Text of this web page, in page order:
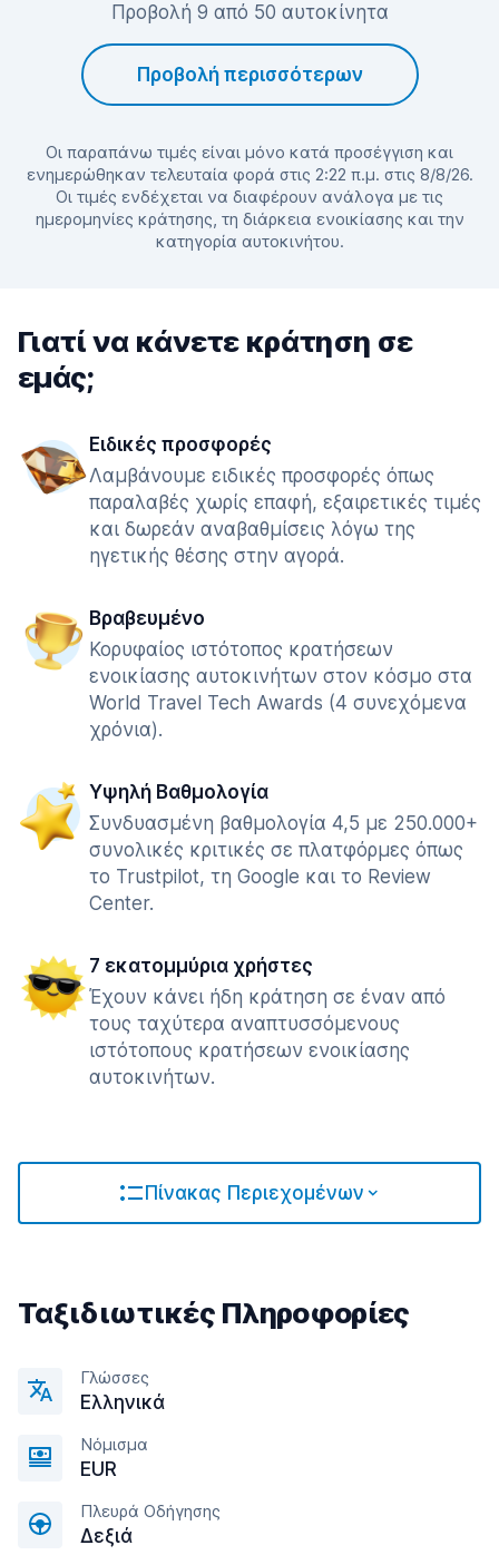
Προβολή 9 από 50 αυτοκίνητα
Προβολή περισσότερων
Οι παραπάνω τιμές είναι μόνο κατά προσέγγιση και
ενημερώθηκαν τελευταία φορά στις 2:22 π.μ. στις 8/8/26.
Οι τιμές ενδέχεται να διαφέρουν ανάλογα με τις
ημερομηνίες κράτησης, τη διάρκεια ενοικίασης και την
κατηγορία αυτοκινήτου.
Γιατί να κάνετε κράτηση σε
εμάς;
Ειδικές προσφορές
Λαμβάνουμε ειδικές προσφορές όπως
παραλαβές χωρίς επαφή, εξαιρετικές τιμές
και δωρεάν αναβαθμίσεις λόγω της
ηγετικής θέσης στην αγορά.
Βραβευμένο
Κορυφαίος ιστότοπος κρατήσεων
ενοικίασης αυτοκινήτων στον κόσμο στα
World Travel Tech Awards (4 συνεχόμενα
χρόνια).
Υψηλή Βαθμολογία
Συνδυασμένη βαθμολογία 4,5 με 250.000+
συνολικές κριτικές σε πλατφόρμες όπως
το Trustpilot, τη Google και το Review
Center.
7 εκατομμύρια χρήστες
Έχουν κάνει ήδη κράτηση σε έναν από
τους ταχύτερα αναπτυσσόμενους
ιστότοπους κρατήσεων ενοικίασης
αυτοκινήτων.
Πίνακας Περιεχομένων
Ταξιδιωτικές Πληροφορίες
Γλώσσες
Ελληνικά
Νόμισμα
EUR
Πλευρά Οδήγησης
Δεξιά